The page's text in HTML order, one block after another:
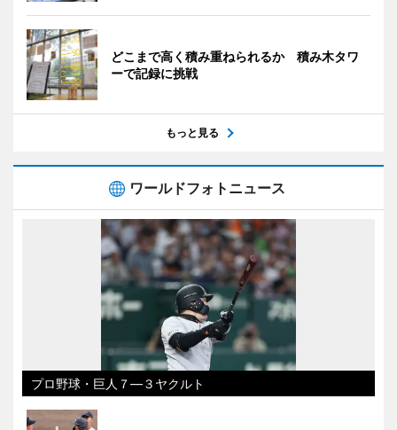
どこまで高く積み重ねられるか 積み木タワ
ーで記録に挑戦
もっと見る
ワールドフォトニュース
プロ野球・巨人７―３ヤクルト